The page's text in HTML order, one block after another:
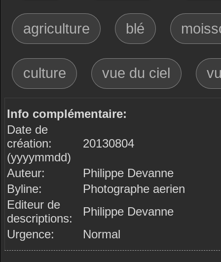
agriculture blé
culture vue du ciel
Info complémentaire:
Date de
création:
(yyyymmdd)
20130804
Auteur:
Philippe Devanne
Byline:
Photographe aerien
Editeur de
descriptions:
Philippe Devanne
Urgence:
Normal